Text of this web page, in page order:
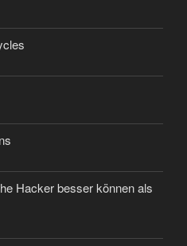
Hacker besser können als